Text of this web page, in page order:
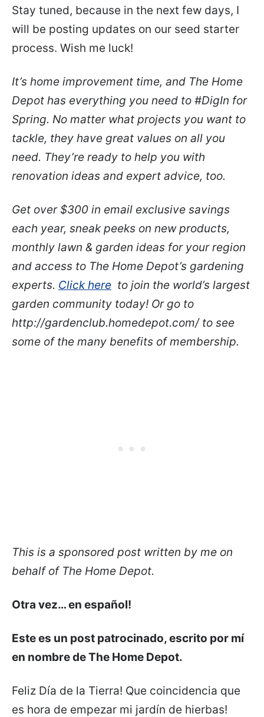
Stay tuned, because in the next few days, I
will be posting updates on our seed starter
process. Wish me luck!
It’s home improvement time, and The Home
Depot has everything you need to #DigIn for
Spring. No matter what projects you want to
tackle, they have great values on all you
need. They’re ready to help you with
renovation ideas and expert advice, too.
Get over $300 in email exclusive savings
each year, sneak peeks on new products,
monthly lawn & garden ideas for your region
and access to The Home Depot’s gardening
experts. Click here to join the world’s largest
garden community today! Or go to
http://gardenclub.homedepot.com/ to see
some of the many benefits of membership.
This is a sponsored post written by me on
behalf of The Home Depot.
Otra vez… en español!
Este es un post patrocinado, escrito por mí
en nombre de The Home Depot.
Feliz Día de la Tierra! Que coincidencia que
es hora de empezar mi jardín de hierbas!